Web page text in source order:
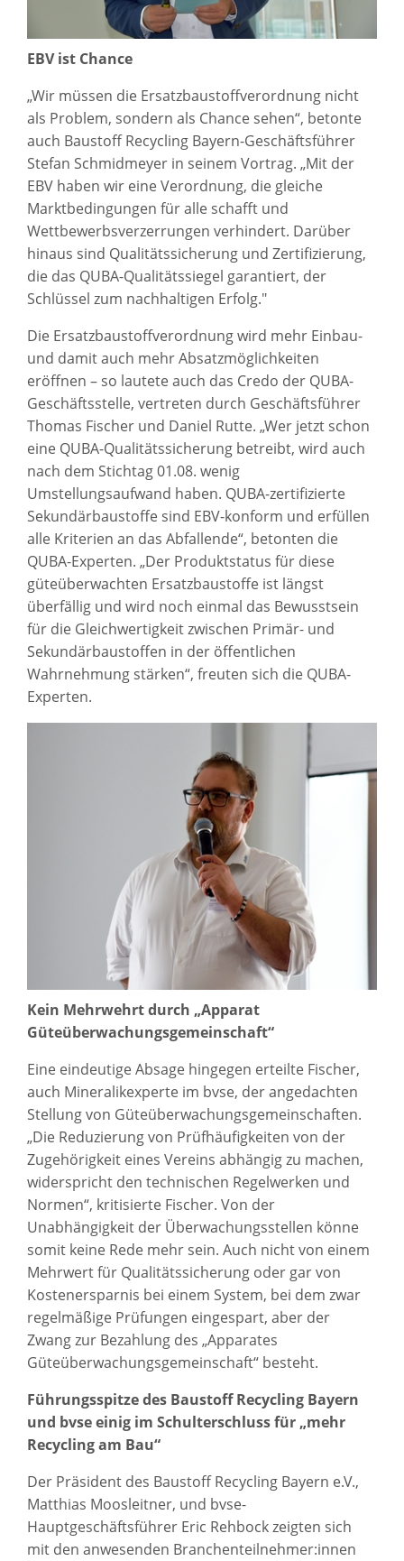
EBV ist Chance
„Wir müssen die Ersatzbaustoffverordnung nicht
als Problem, sondern als Chance sehen“, betonte
auch Baustoff Recycling Bayern-Geschäftsführer
Stefan Schmidmeyer in seinem Vortrag. „Mit der
EBV haben wir eine Verordnung, die gleiche
Marktbedingungen für alle schafft und
Wettbewerbsverzerrungen verhindert. Darüber
hinaus sind Qualitätssicherung und Zertifizierung,
die das QUBA-Qualitätssiegel garantiert, der
Schlüssel zum nachhaltigen Erfolg."
Die Ersatzbaustoffverordnung wird mehr Einbau-
und damit auch mehr Absatzmöglichkeiten
eröffnen – so lautete auch das Credo der QUBA-
Geschäftsstelle, vertreten durch Geschäftsführer
Thomas Fischer und Daniel Rutte. „Wer jetzt schon
eine QUBA-Qualitätssicherung betreibt, wird auch
nach dem Stichtag 01.08. wenig
Umstellungsaufwand haben. QUBA-zertifizierte
Sekundärbaustoffe sind EBV-konform und erfüllen
alle Kriterien an das Abfallende“, betonten die
QUBA-Experten. „Der Produktstatus für diese
güteüberwachten Ersatzbaustoffe ist längst
überfällig und wird noch einmal das Bewusstsein
für die Gleichwertigkeit zwischen Primär- und
Sekundärbaustoffen in der öffentlichen
Wahrnehmung stärken“, freuten sich die QUBA-
Experten.
Kein Mehrwehrt durch „Apparat
Güteüberwachungsgemeinschaft“
Eine eindeutige Absage hingegen erteilte Fischer,
auch Mineralikexperte im bvse, der angedachten
Stellung von Güteüberwachungsgemeinschaften.
„Die Reduzierung von Prüfhäufigkeiten von der
Zugehörigkeit eines Vereins abhängig zu machen,
widerspricht den technischen Regelwerken und
Normen“, kritisierte Fischer. Von der
Unabhängigkeit der Überwachungsstellen könne
somit keine Rede mehr sein. Auch nicht von einem
Mehrwert für Qualitätssicherung oder gar von
Kostenersparnis bei einem System, bei dem zwar
regelmäßige Prüfungen eingespart, aber der
Zwang zur Bezahlung des „Apparates
Güteüberwachungsgemeinschaft“ besteht.
Führungsspitze des Baustoff Recycling Bayern
und bvse einig im Schulterschluss für „mehr
Recycling am Bau“
Der Präsident des Baustoff Recycling Bayern e.V.,
Matthias Moosleitner, und bvse-
Hauptgeschäftsführer Eric Rehbock zeigten sich
mit den anwesenden Branchenteilnehmer:innen